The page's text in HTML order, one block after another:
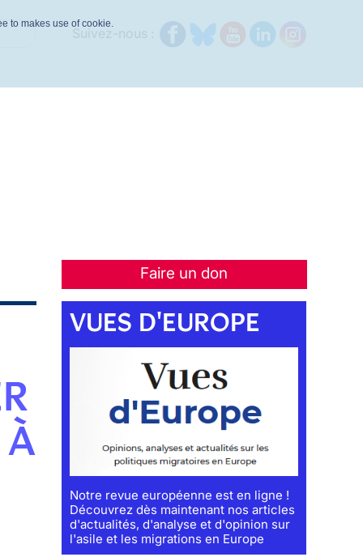
Faire un don
VUES D'EUROPE
Notre revue européenne est en ligne !
Découvrez dès maintenant nos articles
d'actualités, d'analyse et d'opinion sur
l'asile et les migrations en Europe
to makes use of cookie.